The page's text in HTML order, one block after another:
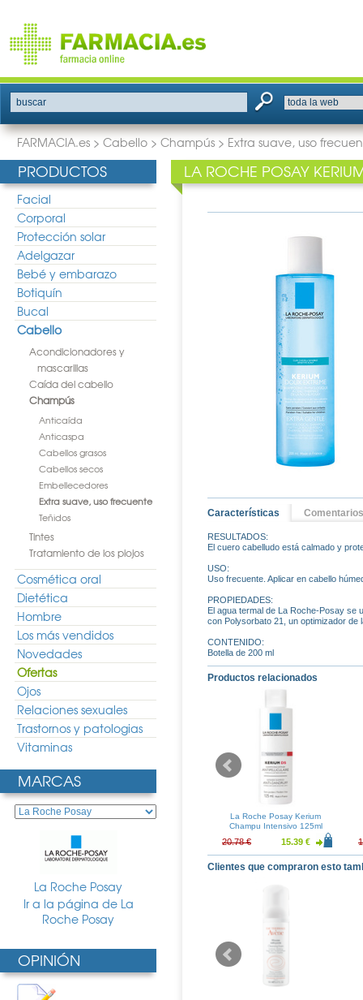
buscar
FARMACIA.es > Cabello > Champús > Extra suave, uso
PRODUCTOS
Facial
Corporal
Protección solar
Adelgazar
Bebé y embarazo
Botiquín
Bucal
Cabello
Acondicionadores y
mascarillas
Caída del cabello
Champús
Anticaída
Anticaspa
Cabellos grasos
Cabellos secos
Embellecedores
Extra suave, uso frecuente
Teñidos
Tintes
Tratamiento de los piojos
Cosmética oral
Dietética
Hombre
Los más vendidos
Novedades
Ofertas
Ojos
Relaciones sexuales
Trastornos y patologias
Vitaminas
MARCAS
La Roche Posay
Ir a la página de La
Roche Posay
OPINIÓN
LA ROCHE POSAY
Características Comentarios
RESULTADOS:
El cuero cabelludo está calmado y
USO:
Uso frecuente. Aplicar en cabello
PROPIEDADES:
El agua termal de La Roche-Posay se
con Polysorbato 21, un optimizador de
CONTENIDO:
Botella de 200 ml
Productos relacionados
Substiane
La Roche Posay Lipikar
La Roche Posay Kerium
Champu Intensivo 125ml
20.78 € 15.39 €
Clientes que compraron esto